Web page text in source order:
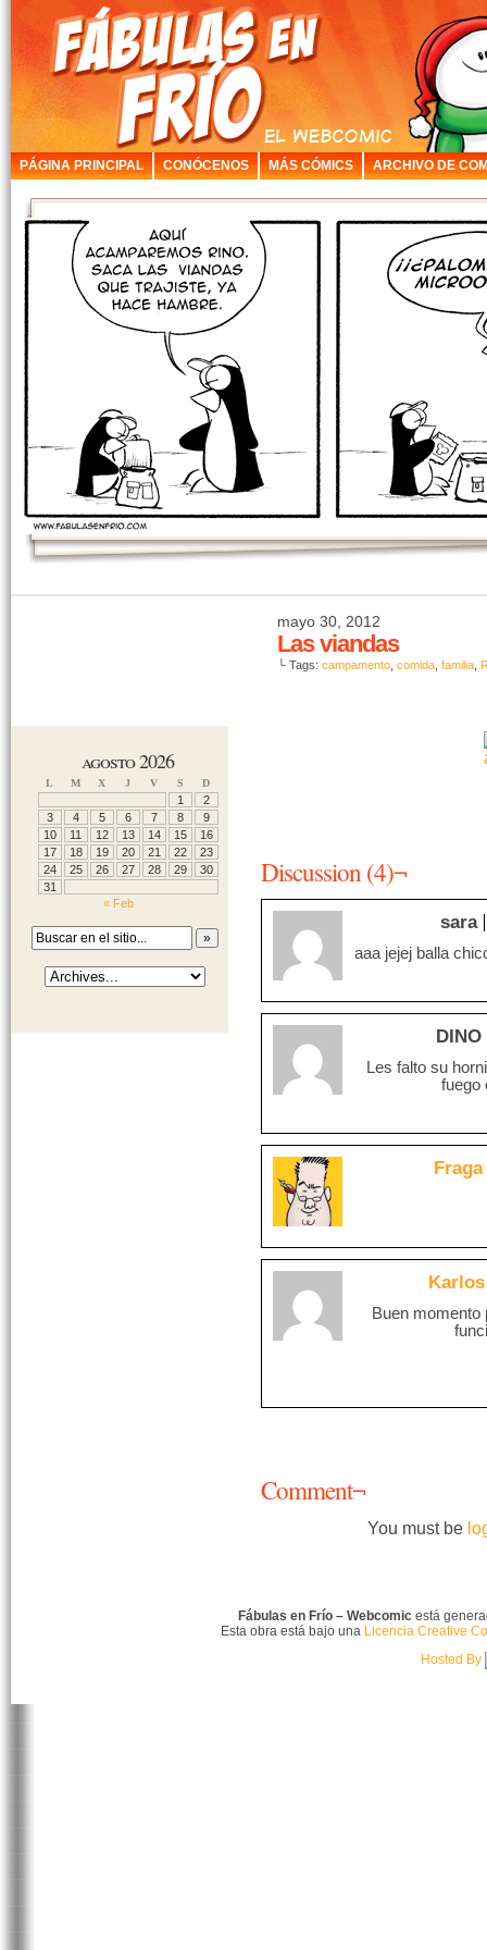
PÁGINA PRINCIPAL CONÓCENOS MÁS CÓMICS ARCHIVO DE
mayo 30, 2012
Las viandas
└ Tags: campamento comida familia
agosto 2026
L M X J V S D
1
2
3
4 5 6 7 8
9
10
11 12 13 14 15
16
17
18 19 20 21 22
23
24
25 26 27 28 29
30
31
« Feb
Discussion (4)¬
sara
aaa jejej balla
DINO
Les falto su
fuego
Fraga
Karlos
Buen momento
Comment¬
You must be
Fábulas en Frío – Webcomicestá
Esta obra está bajo una Licencia Creative
Hosted By